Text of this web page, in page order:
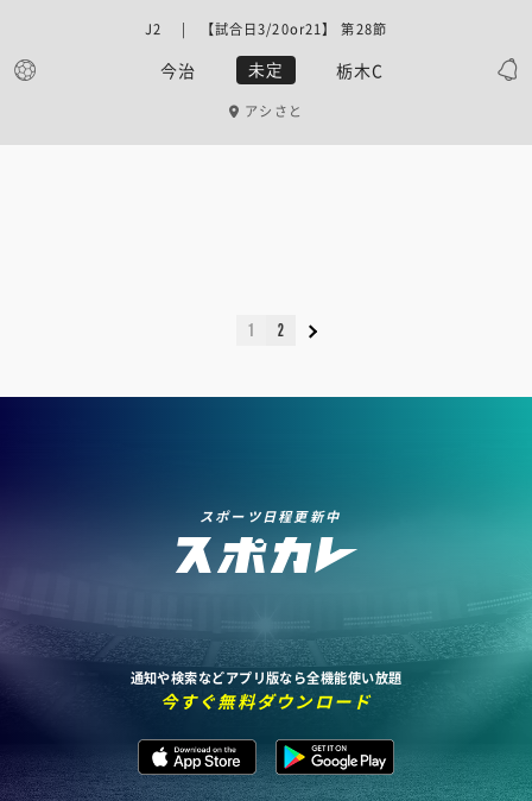
今治 未定 栃木C
J2 | 【試合日3/20or21】 第28節
アシさと
1 2
スポーツ日程更新中
通知や検索などアプリ版なら全機能使い放題
今すぐ無料ダウンロード